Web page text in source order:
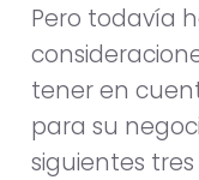
Pero todavía
tener en
para su
siguientes